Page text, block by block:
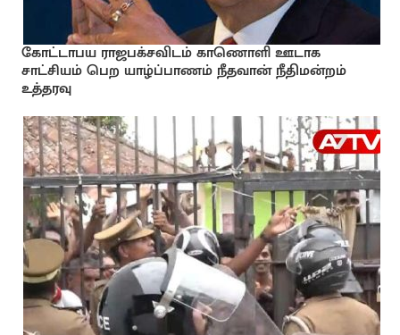
கோட்டாபய ராஜபக்சவிடம் காணொளி ஊடாக
சாட்சியம் பெற யாழ்ப்பாணம் நீதவான் நீதிமன்றம்
உத்தரவு